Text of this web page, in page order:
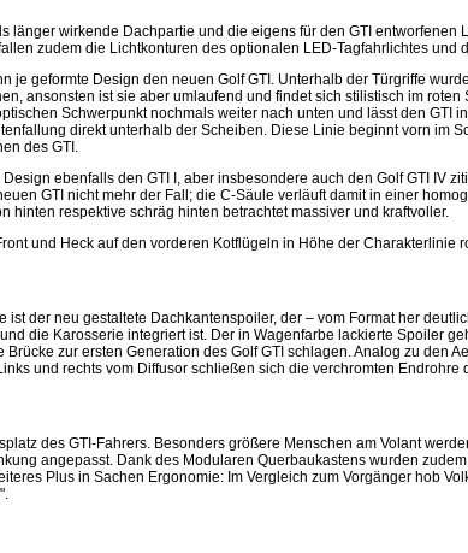
wirkende Dachpartie und die eigens für den GTI
zudem die Lichtkonturen des optionalen LED-Tagfahrlichtes und
geformte Design den neuen Golf GTI. Unterhalb der Türgriffe
ansonsten ist sie aber umlaufend und findet sich stilistisch im
Schwerpunkt nochmals weiter nach unten und lässt den GTI
direkt unterhalb der Scheiben. Diese Linie beginnt vorn im
des GTI.
ebenfalls den GTI I, aber insbesondere auch den Golf GTI IV
GTI nicht mehr der Fall; die C-Säule verläuft damit in einer
hinten respektive schräg hinten betrachtet massiver und kraftvoller.
und Heck auf den vorderen Kotflügeln in Höhe der
der neu gestaltete Dachkantenspoiler, der – vom Format her
die Karosserie integriert ist. Der in Wagenfarbe lackierte Spoiler
zur ersten Generation des Golf GTI schlagen. Analog zu den
und rechts vom Diffusor schließen sich die verchromten Endrohre
des GTI-Fahrers. Besonders größere Menschen am Volant
angepasst. Dank des Modularen Querbaukastens wurden
Plus in Sachen Ergonomie: Im Vergleich zum Vorgänger hob